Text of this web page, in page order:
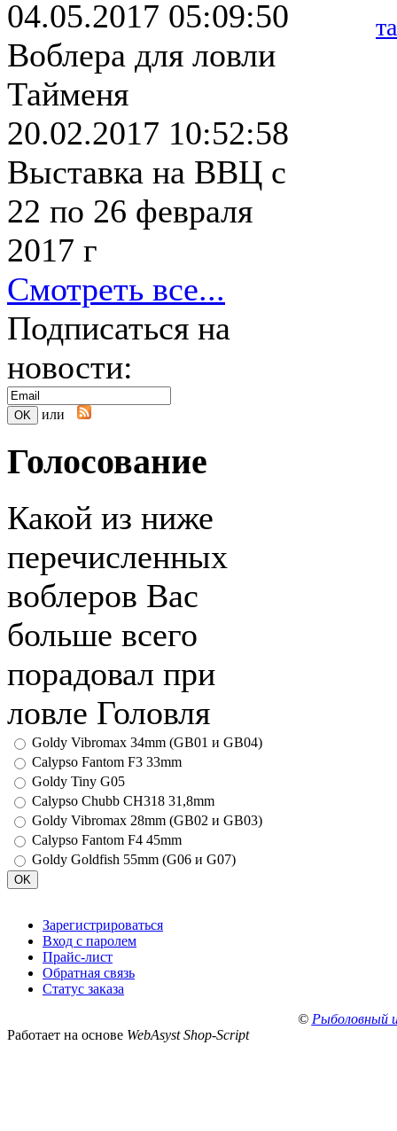
04.05.2017 05:09:50
Воблера для ловли
Тайменя
20.02.2017 10:52:58
Выставка на ВВЦ с
22 по 26 февраля
2017 г
Смотреть все...
Подписаться на
новости:
или
Голосование
Какой из ниже
перечисленных
воблеров Вас
больше всего
порадовал при
ловле Головля
Goldy Vibromax 34mm (GB01 и GB04)
Calypso Fantom F3 33mm
Goldy Tiny G05
Calypso Chubb CH318 31,8mm
Goldy Vibromax 28mm (GB02 и GB03)
Calypso Fantom F4 45mm
Goldy Goldfish 55mm (G06 и G07)
Зарегистрироваться
Вход с паролем
Прайс-лист
Обратная связь
Статус заказа
© Рыболовный
Работает на основе WebAsyst Shop-Script